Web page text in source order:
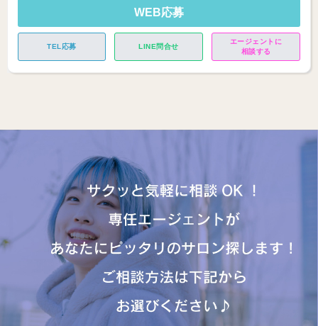
WEB応募
TEL応募 LINE問合せ
エージェントに
相談する